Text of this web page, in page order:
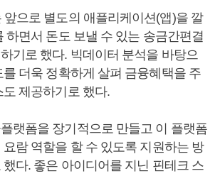
으로 별도의 애플리케이션(앱)을 깔
하면서 돈도 보낼 수 있는 송금간편결
기로 했다. 빅데이터 분석을 바탕으
더욱 정확하게 살펴 금융혜택을 주
제공하기로 했다.
랫폼을 장기적으로 만들고 이 플랫폼
람 역할을 할 수 있도록 지원하는 방
다. 좋은 아이디어를 지닌 핀테크 스